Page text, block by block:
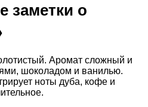
заметки о
Аромат сложный и
шоколадом и ванилью.
ноты дуба, кофе и